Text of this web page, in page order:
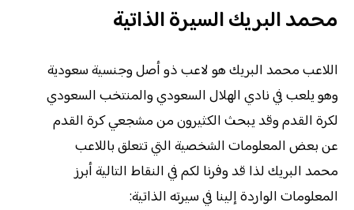
محمد البريك السيرة الذاتية
اللاعب محمد البريك هو لاعب ذو أصل وجنسية سعودية
وهو يلعب في نادي الهلال السعودي والمنتخب السعودي
لكرة القدم وقد يبحث الكثيرون من مشجعي كرة القدم
عن بعض المعلومات الشخصية التي تتعلق باللاعب
محمد البريك لذا قد وفرنا لكم في النقاط التالية أبرز
المعلومات الواردة إلينا في سيرته الذاتية: